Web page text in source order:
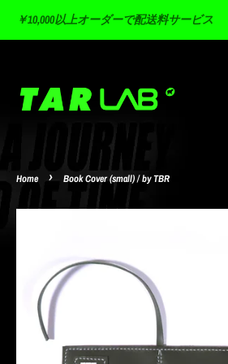
￥10,000以上オーダーで配送料サービス
Home › Book Cover (small) / by TBR